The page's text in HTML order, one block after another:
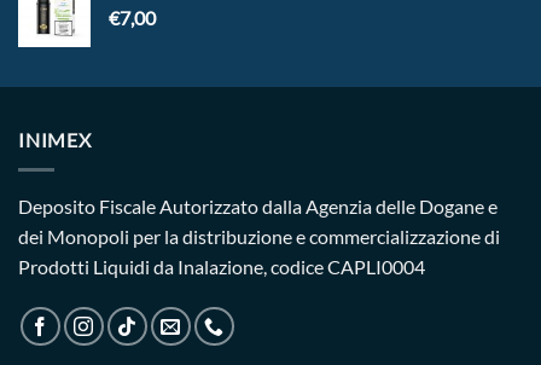
€7,00
INIMEX
Deposito Fiscale Autorizzato dalla Agenzia delle Dogane e
dei Monopoli per la distribuzione e commercializzazione di
Prodotti Liquidi da Inalazione, codice CAPLI0004